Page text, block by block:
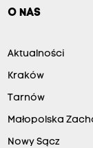
O NAS
Aktualności
Kraków
Tarnów
Małopolska
Nowy Sącz